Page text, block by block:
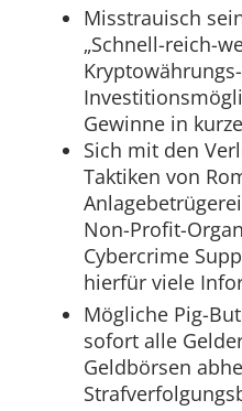
Misstrauisch
„Schnell-reich-
Kryptowährungs-
Gewinne in
Sich mit den
Taktiken von
Non-Profit-
Cybercrime
hierfür viele
Mögliche Pig-
sofort alle
Geldbörsen